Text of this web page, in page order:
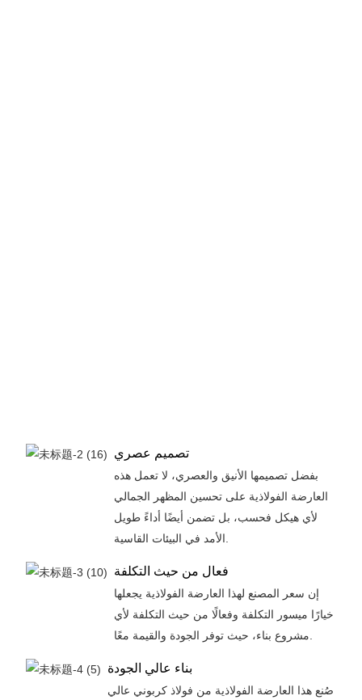
تصميم عصري
بفضل تصميمها الأنيق والعصري، لا تعمل هذه
العارضة الفولاذية على تحسين المظهر الجمالي
لأي هيكل فحسب، بل تضمن أيضًا أداءً طويل
فعال من حيث التكلفة
إن سعر المصنع لهذا العارضة الفولاذية يجعلها
خيارًا ميسور التكلفة وفعالًا من حيث التكلفة لأي
بناء عالي الجودة
صُنع هذا العارضة الفولاذية من فولاذ كربوني عالي